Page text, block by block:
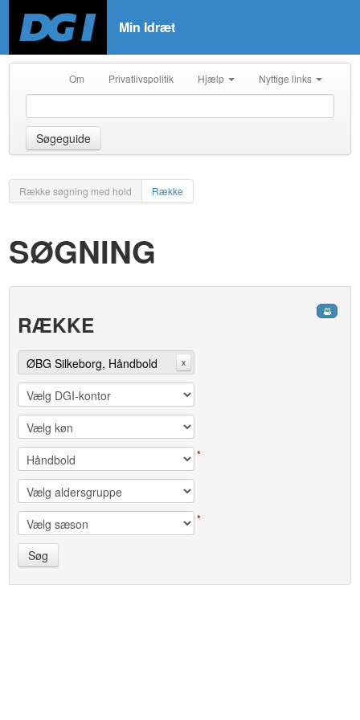
Min Idræt
Om Privatlivspolitik Hjælp Nyttige links
Søgeguide
Række søgning med hold Række
SØGNING
RÆKKE
ØBG Silkeborg, Håndbold x
*
*